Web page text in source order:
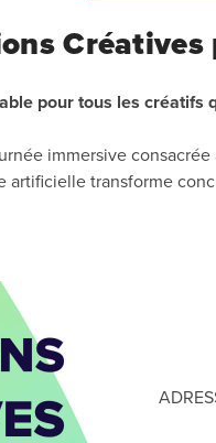
pour tous les créatifs
immersive
artificielle transforme